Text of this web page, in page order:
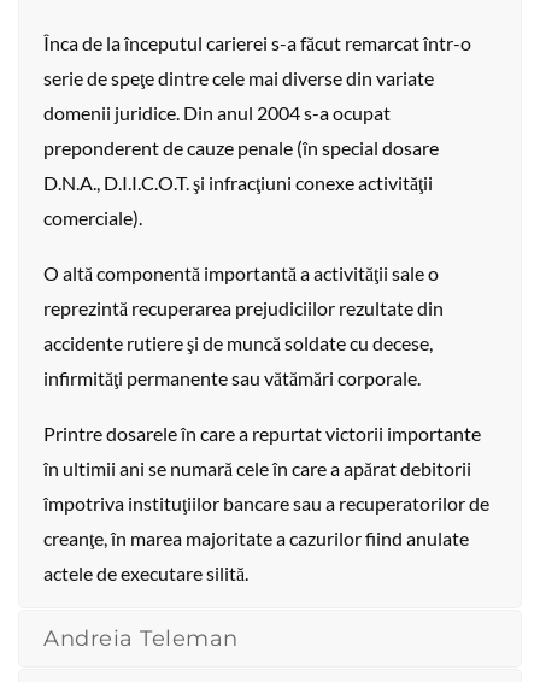
Înca de la începutul carierei s-a făcut remarcat într-o
serie de speţe dintre cele mai diverse din variate
domenii juridice. Din anul 2004 s-a ocupat
preponderent de cauze penale (în special dosare
D.N.A., D.I.I.C.O.T. şi infracţiuni conexe activităţii
comerciale).
O altă componentă importantă a activităţii sale o
reprezintă recuperarea prejudiciilor rezultate din
accidente rutiere şi de muncă soldate cu decese,
infirmităţi permanente sau vătămări corporale.
Printre dosarele în care a repurtat victorii importante
în ultimii ani se numară cele în care a apărat debitorii
împotriva instituţiilor bancare sau a recuperatorilor de
creanţe, în marea majoritate a cazurilor fiind anulate
actele de executare silită.
Andreia Teleman